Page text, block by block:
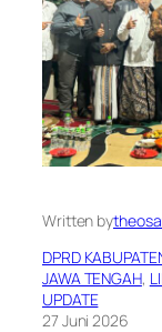
Written by
DPRD
JAWA TENGAH,
UPDATE
27 Juni 2026